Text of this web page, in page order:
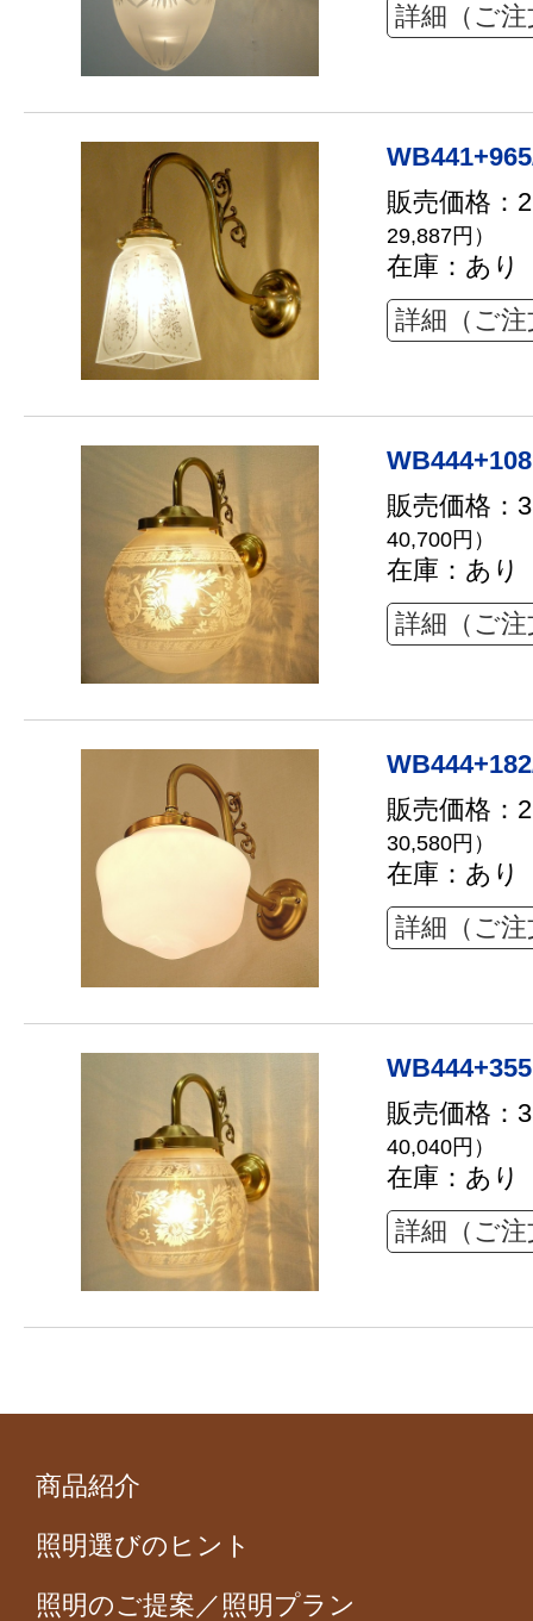
詳細（ご
販売価格：
29,887円）
在庫：あり
詳細（ご
販売価格：
40,700円）
在庫：あり
詳細（ご
販売価格：
30,580円）
在庫：あり
詳細（ご
販売価格：
40,040円）
在庫：あり
詳細（ご
商品紹介
照明選びのヒント
照明のご提案／照明プラン